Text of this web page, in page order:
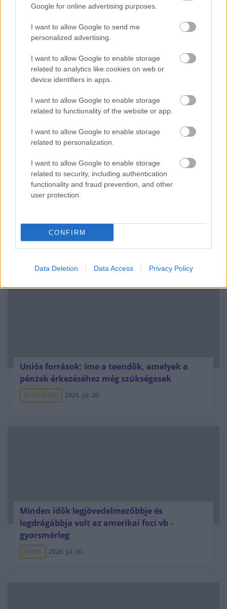
Google for online advertising purposes.
I want to allow Google to send me
personalized advertising.
I want to allow Google to enable storage
related to analytics like cookies on web or
device identifiers in apps.
I want to allow Google to enable storage
related to functionality of the website or app.
I want to allow Google to enable storage
related to personalization.
I want to allow Google to enable storage
related to security, including authentication
functionality and fraud prevention, and other
user protection.
CONFIRM
Data Deletion Data Access Privacy Policy
Vagyonvisszaszerzés: amikor a pénz
gyorsabban fut, mint a jog
ELEMZÉSEK 2026. júl. 21.
Kéthónapos a Tisza-kormány: íme a mérleg!
Uniós források: íme a teendők, amelyek a
pénzek érkezéséhez még szükségesek
ELEMZÉSEK 2026. júl. 20.
Minden idők legjövedelmezőbbje és
legdrágábbja volt az amerikai foci vb -
gyorsmérleg
HÍREK 2026. júl. 20.